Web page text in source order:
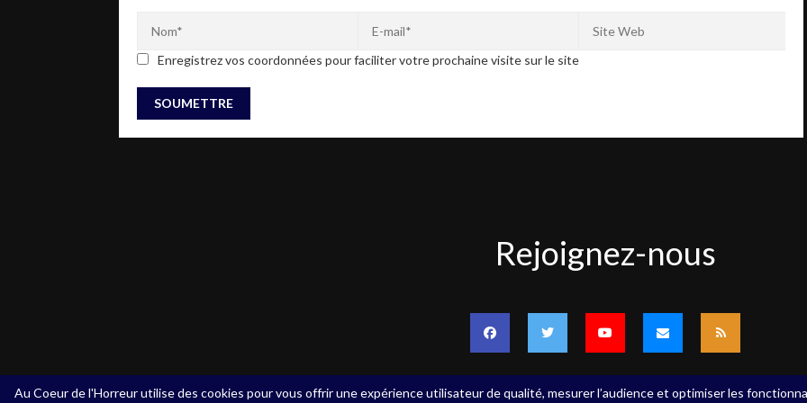
Enregistrez vos coordonnées pour faciliter votre prochaine visite sur le site
nous
Rejoignez-nous
Au Coeur de l'Horreur utilise des cookies pour vous offrir une expérience utilisateur de qualité, mesurer l’audience et optimiser les